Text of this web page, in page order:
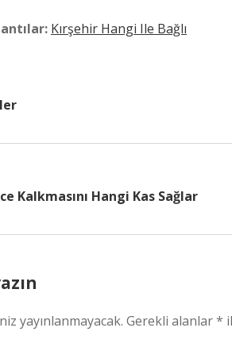
Kırşehir Hangi Ile Bağlı
Kalkmasını Hangi Kas Sağlar
yayınlanmayacak. Gerekli alanlar*